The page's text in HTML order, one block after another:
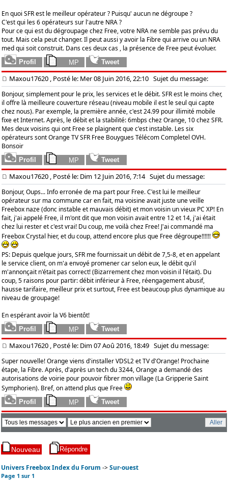
En quoi SFR est le meilleur opérateur ? Puisqu' aucun ne dégroupe ?
C'est qui les 6 opérateurs sur l'autre NRA ?
Pour ce qui est du dégroupage chez Free, votre NRA ne semble pas prévu du
tout. Mais cela peut changer. Il peut aussi y avoir la Fibre qui arrive ou un NRA
med qui soit construit. Dans ces deux cas , la présence de Free peut évoluer.
Maxou17620 , Posté le: Mer 08 Juin 2016, 22:10 Sujet du message:
Bonjour, simplement pour le prix, les services et le débit. SFR est le moins cher,
il offre là meilleure couverture réseau (niveau mobile il est le seul qui capte
chez nous). Par exemple, la première année, c'est 24.99 pour illimité mobile
fixe et Internet. Après, le débit et la stabilité: 6mbps chez Orange, 10 chez SFR.
Mes deux voisins qui ont Free se plaignent que c'est instable. Les six
opérateurs sont Orange TV SFR Free Bouygues Télécom Completel OVH.
Bonsoir
Maxou17620 , Posté le: Dim 12 Juin 2016, 7:14Sujet du message:
Bonjour, Oups... Info erronée de ma part pour Free. C'est lui le meilleur
opérateur sur ma commune car en fait, ma voisine avait juste une veille
Freebox naze (donc instable et mauvais débit) et mon voisin un vieux PC XP! En
fait, j'ai appelé Free, il m'ont dit que mon voisin avait entre 12 et 14, j'ai était
chez lui rester et c'est vrai! Du coup, me voilà chez Free! J'ai commandé ma
Freebox Crystal hier, et du coup, attend encore plus que Free dégroupe!!!!!!
PS: Depuis quelque jours, SFR me fournissait un débit de 7,5-8, et en appelant
le service client, on m'a envoyé promener car selon eux, le débit qu'il
m'annonçait n'était pas correct! (Bizarrement chez mon voisin il l'était). Du
coup, 5 raisons pour partir: débit inférieur à Free, réengagement abusif,
hausse tarifaire, meilleur prix et surtout, Free est beaucoup plus dynamique au
niveau de groupage!
En espérant avoir la V6 bientôt!
Maxou17620 , Posté le: Dim 07 Aoû 2016, 18:49 Sujet du message:
Super nouvelle! Orange viens d'installer VDSL2 et TV d'Orange! Prochaine
étape, la Fibre. Après, d'après un tech du 3244, Orange a demandé des
autorisations de voirie pour pouvoir fibrer mon village (La Gripperie Saint
Symphorien). Bref, on attend plus que Free
Univers Freebox Index du Forum ->Sur-ouest
Page1 sur1